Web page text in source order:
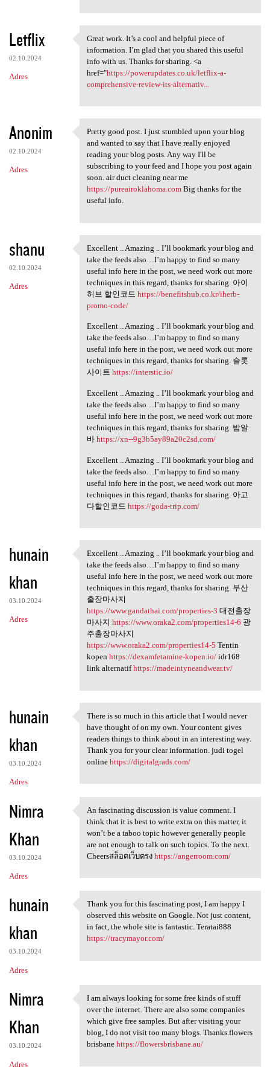
Letflix
02.10.2024
Adres
Great work. It’s a cool and
Great work. It’s a cool and helpful piece of
information. I’m glad that you shared this useful
info with us. Thanks for sharing. <a
href="https://powerupdates.co.uk/letflix-a-
comprehensive-review-its-alternativ...
Anonim
02.10.2024
Adres
Pretty good post. I just
Pretty good post. I just stumbled upon your blog
and wanted to say that I have really enjoyed
reading your blog posts. Any way I'll be
subscribing to your feed and I hope you post again
soon. air duct cleaning near me
https://pureairoklahoma.comBig thanks for the
useful info.
shanu
02.10.2024
Adres
Excellent .. Amazing .. I’ll
Excellent .. Amazing .. I’ll bookmark your blog and
take the feeds also…I’m happy to find so many
useful info here in the post, we need work out more
techniques in this regard, thanks for sharing. 아이
허브 할인코드 https://benefitshub.co.kr/iherb-
promo-code/
Excellent .. Amazing .. I’ll bookmark your blog and
take the feeds also…I’m happy to find so many
useful info here in the post, we need work out more
techniques in this regard, thanks for sharing. 슬롯
사이트 https://interstic.io/
Excellent .. Amazing .. I’ll bookmark your blog and
take the feeds also…I’m happy to find so many
useful info here in the post, we need work out more
techniques in this regard, thanks for sharing. 밤알
바 https://xn--9g3b5ay89a20c2sd.com/
Excellent .. Amazing .. I’ll bookmark your blog and
take the feeds also…I’m happy to find so many
useful info here in the post, we need work out more
techniques in this regard, thanks for sharing. 아고
다할인코드 https://goda-trip.com/
hunain
khan
03.10.2024
Adres
Excellent .. Amazing .. I’ll
Excellent .. Amazing .. I’ll bookmark your blog and
take the feeds also…I’m happy to find so many
useful info here in the post, we need work out more
techniques in this regard, thanks for sharing. 부산
출장마사지
https://www.gandathai.com/properties-3 대전출장
마사지 https://www.oraka2.com/properties14-6 광
주출장마사지
https://www.oraka2.com/properties14-5 Tentin
kopen https://dexamfetamine-kopen.io/idr168
link alternatifhttps://madeintyneandwear.tv/
hunain
khan
03.10.2024
Adres
There is so much in this
There is so much in this article that I would never
have thought of on my own. Your content gives
readers things to think about in an interesting way.
Thank you for your clear information. judi togel
online https://digitalgrads.com/
Nimra
Khan
03.10.2024
Adres
An fascinating discussion is
An fascinating discussion is value comment. I
think that it is best to write extra on this matter, it
won’t be a taboo topic however generally people
are not enough to talk on such topics. To the next.
Cheersสล็อตเว็บตรง https://angerroom.com/
hunain
khan
03.10.2024
Adres
Thank you for this
Thank you for this fascinating post, I am happy I
observed this website on Google. Not just content,
in fact, the whole site is fantastic. Teratai888
https://tracymayor.com/
Nimra
Khan
03.10.2024
Adres
I am always looking for some
I am always looking for some free kinds of stuff
over the internet. There are also some companies
which give free samples. But after visiting your
blog, I do not visit too many blogs. Thanks.flowers
brisbane https://flowersbrisbane.au/